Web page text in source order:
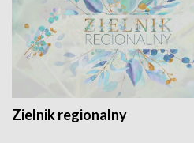
Zielnik regionalny